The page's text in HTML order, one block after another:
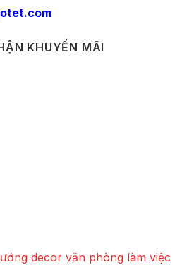
KHUYẾN MÃI
decor văn phòng làm việc